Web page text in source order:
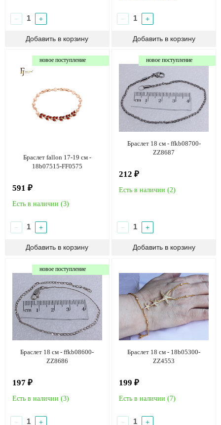
− + − +
новое поступление
Браслет fallon 17-19 см -
18b07515-FF0575
591 ₽
Есть в наличии (3)
− +
новое поступление
Браслет 18 см - ffkb08700-
ZZ8687
212 ₽
Есть в наличии (2)
− +
новое поступление
Браслет 18 см - ffkb08600-
ZZ8686
197 ₽
Есть в наличии (3)
− +
Браслет 18 см - 18b05300-
ZZ4553
199 ₽
Есть в наличии (7)
− +